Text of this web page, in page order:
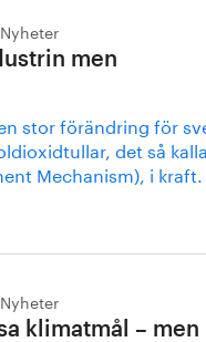
Nyheter
men
stor förändring för
det så
Mechanism), i kraft.
Nyheter
klimatmål – men